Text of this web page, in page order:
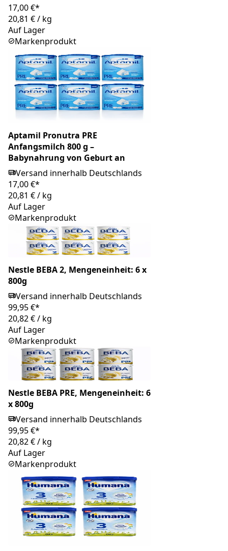
17,00 €*
20,81 €/ kg
Auf Lager
Markenprodukt
Aptamil Pronutra PRE
Anfangsmilch 800 g –
Babynahrung von Geburt an
Versand innerhalb Deutschlands
17,00 €*
20,81 €/ kg
Auf Lager
Markenprodukt
Nestle BEBA 2, Mengeneinheit: 6 x
800g
Versand innerhalb Deutschlands
99,95 €*
20,82 €/ kg
Auf Lager
Markenprodukt
Nestle BEBA PRE, Mengeneinheit: 6
x 800g
Versand innerhalb Deutschlands
99,95 €*
20,82 €/ kg
Auf Lager
Markenprodukt